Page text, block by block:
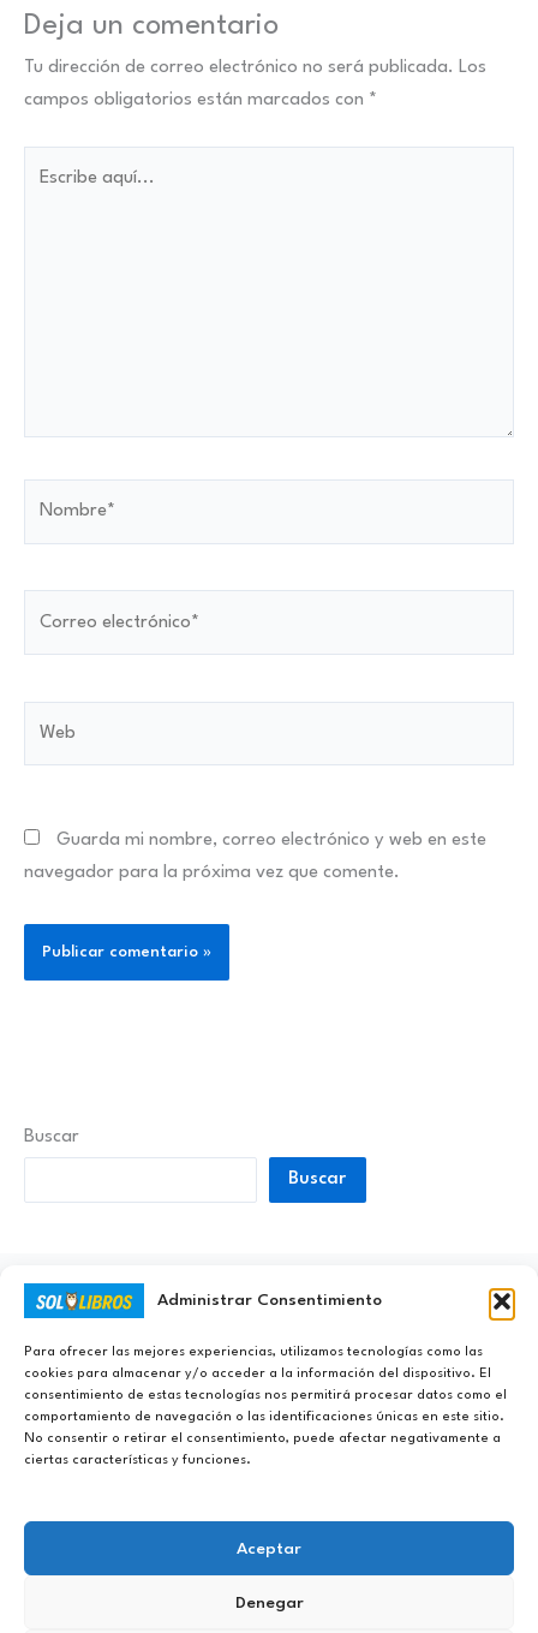
Administrar Consentimiento
Para ofrecer las mejores experiencias, utilizamos tecnologías como las
cookies para almacenar y/o acceder a la información del dispositivo. El
consentimiento de estas tecnologías nos permitirá procesar datos como el
comportamiento de navegación o las identificaciones únicas en este sitio.
No consentir o retirar el consentimiento, puede afectar negativamente a
ciertas características y funciones.
Aceptar
Denegar
Deja un comentario
Tu dirección de correo electrónico no será publicada. Los
campos obligatorios están marcados con *
Guarda mi nombre, correo electrónico y web en este
navegador para la próxima vez que comente.
Buscar
Buscar
Ayúdanos a Nunca Dejar de Aprender